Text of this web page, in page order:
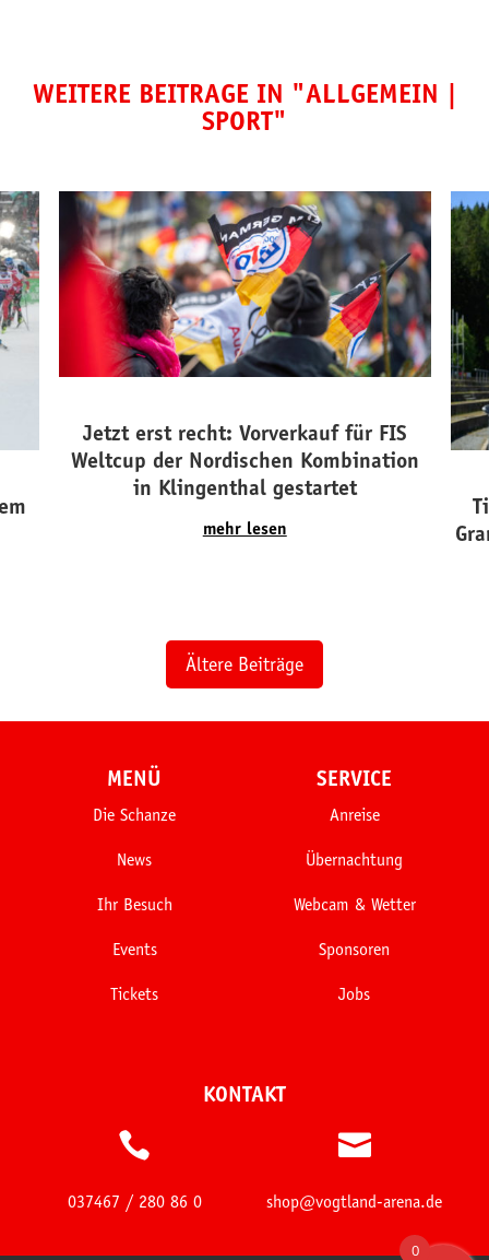
WEITERE BEITRÄGE IN "ALLGEMEIN
SPORT"
Jetzt erst recht: Vorverkauf für FIS
Weltcup der Nordischen Kombination
in Klingenthal gestartet
mehr lesen
Ältere Beiträge
MENÜ
Die Schanze
News
Ihr Besuch
Events
Tickets
SERVICE
Anreise
Übernachtung
Webcam & Wetter
Sponsoren
Jobs
KONTAKT

037467 / 280 86 0

shop@vogtland-arena.de
0